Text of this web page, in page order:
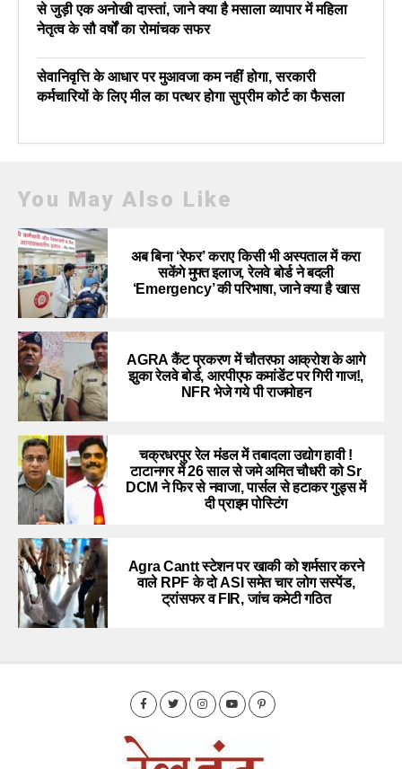
से जुड़ी एक अनोखी दास्तां, जाने क्या है मसाला व्यापार में महिला
नेतृत्व के सौ वर्षों का रोमांचक सफर
सेवानिवृत्ति के आधार पर मुआवजा कम नहीं होगा, सरकारी
कर्मचारियों के लिए मील का पत्थर होगा सुप्रीम कोर्ट का फैसला
You May Also Like
अब बिना ‘रेफर’ कराए किसी भी अस्पताल में करा
सकेंगे मुफ्त इलाज, रेलवे बोर्ड ने बदली
‘Emergency’ की परिभाषा, जाने क्या है खास
AGRA कैंट प्रकरण में चौतरफा आक्रोश के आगे
झुका रेलवे बोर्ड, आरपीएफ कमांडेंट पर गिरी गाज!,
NFR भेजे गये पी राजमोहन
चक्रधरपुर रेल मंडल में तबादला उद्योग हावी !
टाटानगर में 26 साल से जमे अमित चौधरी को Sr
DCM ने फिर से नवाजा, पार्सल से हटाकर गुड्स में
दी प्राइम पोस्टिंग
Agra Cantt स्टेशन पर खाकी को शर्मसार करने
वाले RPF के दो ASI समेत चार लोग सस्पेंड,
ट्रांसफर व FIR, जांच कमेटी गठित